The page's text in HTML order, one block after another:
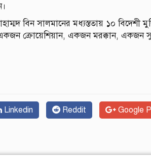
বিন সালমানের মধ্যস্ততায় ১০ বিদেশী
একজন ক্রোয়েশিয়ান, একজন মরক্কান, একজন
Linkedin Reddit Google